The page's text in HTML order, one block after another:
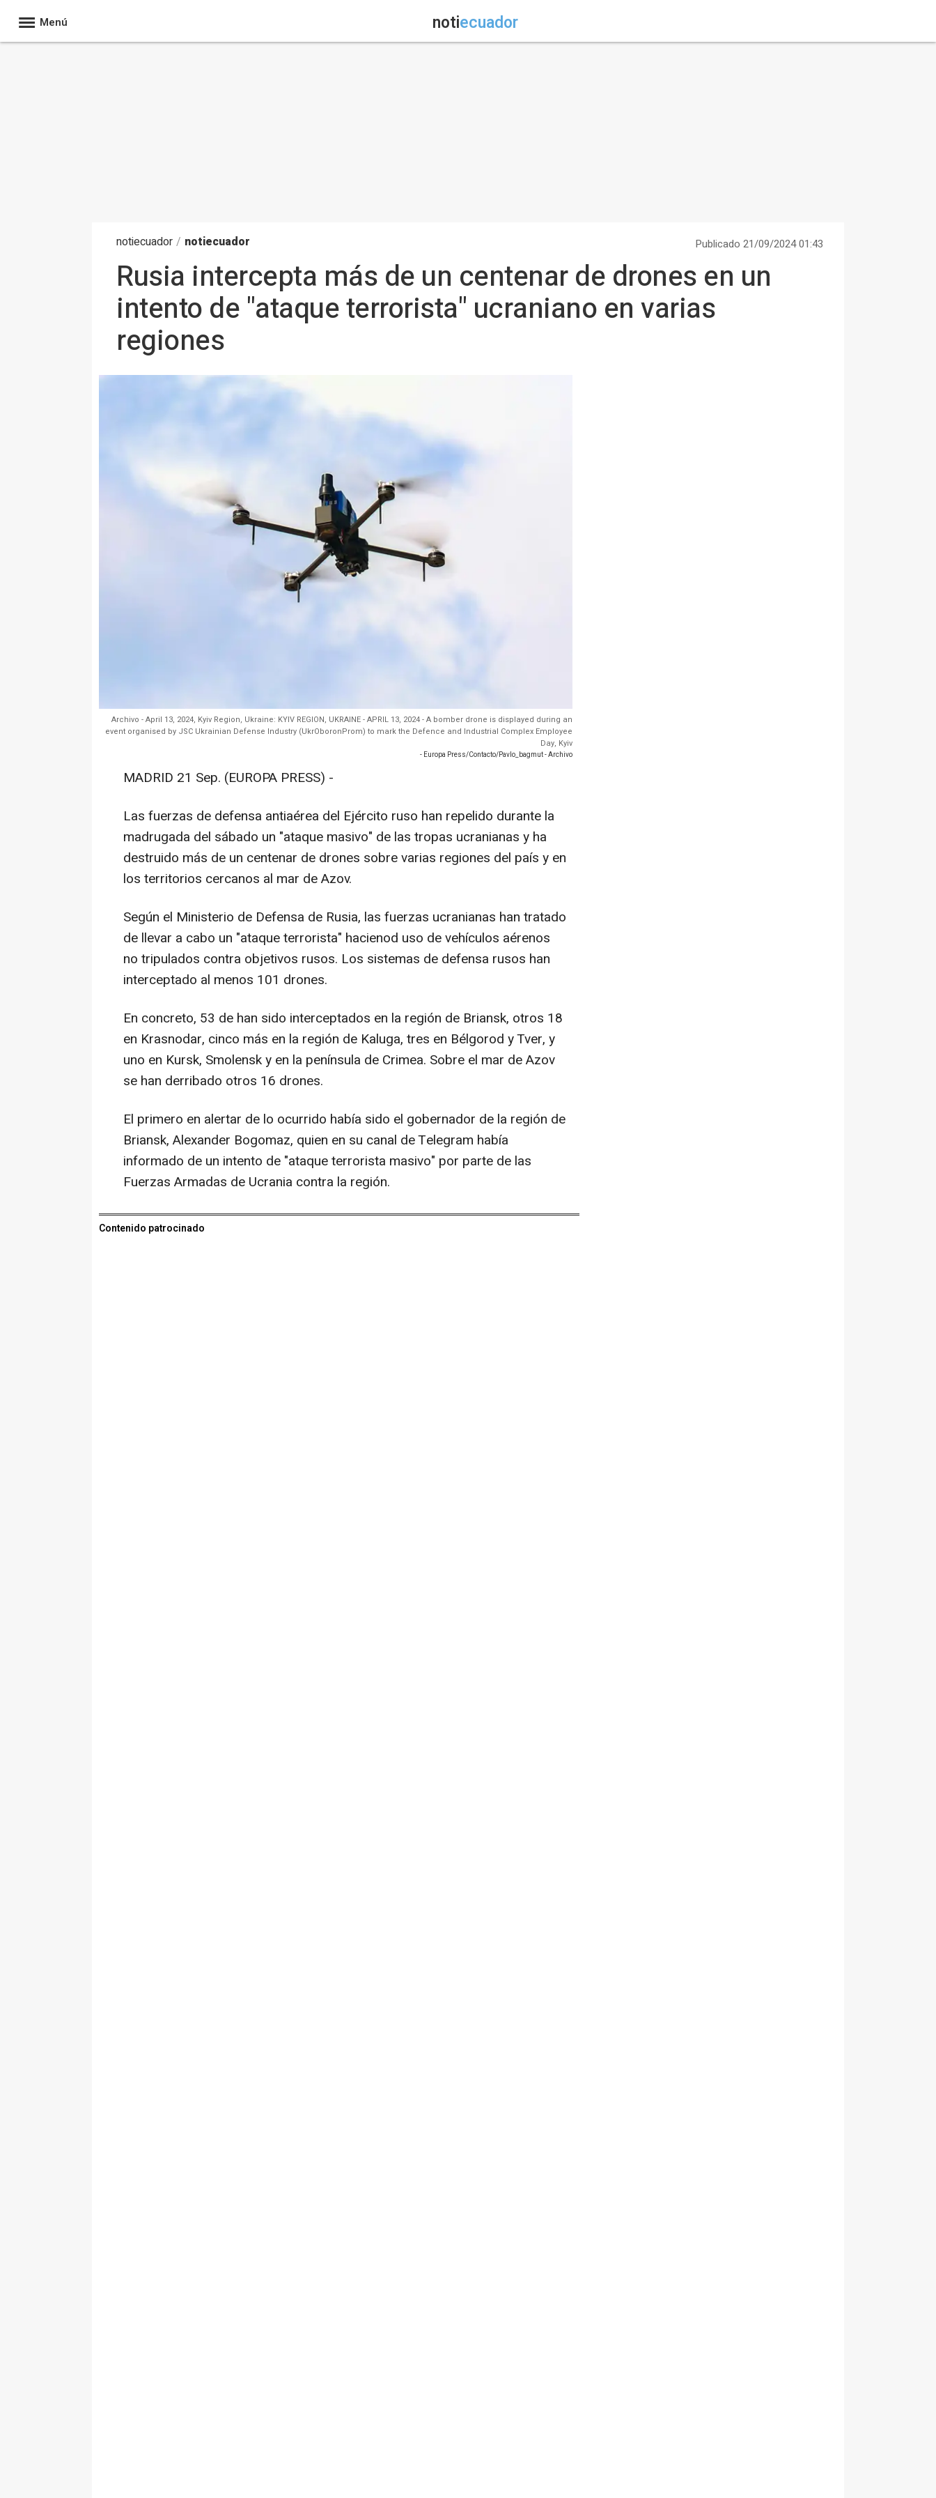
Menú notiecuador
notiecuador / notiecuador Publicado 21/09/2024 01:43
Rusia intercepta más de un centenar de drones en un
intento de "ataque terrorista" ucraniano en varias
regiones
Archivo - April 13, 2024, Kyiv Region, Ukraine: KYIV REGION, UKRAINE - APRIL 13, 2024 - A bomber drone is displayed during an
event organised by JSC Ukrainian Defense Industry (UkrOboronProm) to mark the Defence and Industrial Complex Employee
Day, Kyiv
- Europa Press/Contacto/Pavlo_bagmut - Archivo
MADRID 21 Sep. (EUROPA PRESS) -
Las fuerzas de defensa antiaérea del Ejército ruso han repelido durante la
madrugada del sábado un "ataque masivo" de las tropas ucranianas y ha
destruido más de un centenar de drones sobre varias regiones del país y en
los territorios cercanos al mar de Azov.
Según el Ministerio de Defensa de Rusia, las fuerzas ucranianas han tratado
de llevar a cabo un "ataque terrorista" hacienod uso de vehículos aérenos
no tripulados contra objetivos rusos. Los sistemas de defensa rusos han
interceptado al menos 101 drones.
En concreto, 53 de han sido interceptados en la región de Briansk, otros 18
en Krasnodar, cinco más en la región de Kaluga, tres en Bélgorod y Tver, y
uno en Kursk, Smolensk y en la península de Crimea. Sobre el mar de Azov
se han derribado otros 16 drones.
El primero en alertar de lo ocurrido había sido el gobernador de la región de
Briansk, Alexander Bogomaz, quien en su canal de Telegram había
informado de un intento de "ataque terrorista masivo" por parte de las
Fuerzas Armadas de Ucrania contra la región.
Contenido patrocinado